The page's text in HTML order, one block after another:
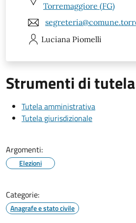
Torremaggiore (FG)
Luciana Piomelli
Strumenti di tutela
Tutela amministrativa
Tutela giurisdizionale
Argomenti:
Elezioni
Categorie:
Anagrafe e stato civile